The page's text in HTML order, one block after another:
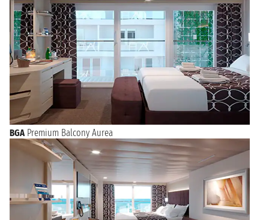
BGA Premium Balcony Aurea